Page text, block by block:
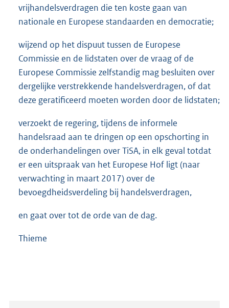
vrijhandelsverdragen die ten koste gaan van
nationale en Europese standaarden en democratie;
wijzend op het dispuut tussen de Europese
Commissie en de lidstaten over de vraag of de
Europese Commissie zelfstandig mag besluiten over
dergelijke verstrekkende handelsverdragen, of dat
deze geratificeerd moeten worden door de lidstaten;
verzoekt de regering, tijdens de informele
handelsraad aan te dringen op een opschorting in
de onderhandelingen over TiSA, in elk geval totdat
er een uitspraak van het Europese Hof ligt (naar
verwachting in maart 2017) over de
bevoegdheidsverdeling bij handelsverdragen,
en gaat over tot de orde van de dag.
Thieme